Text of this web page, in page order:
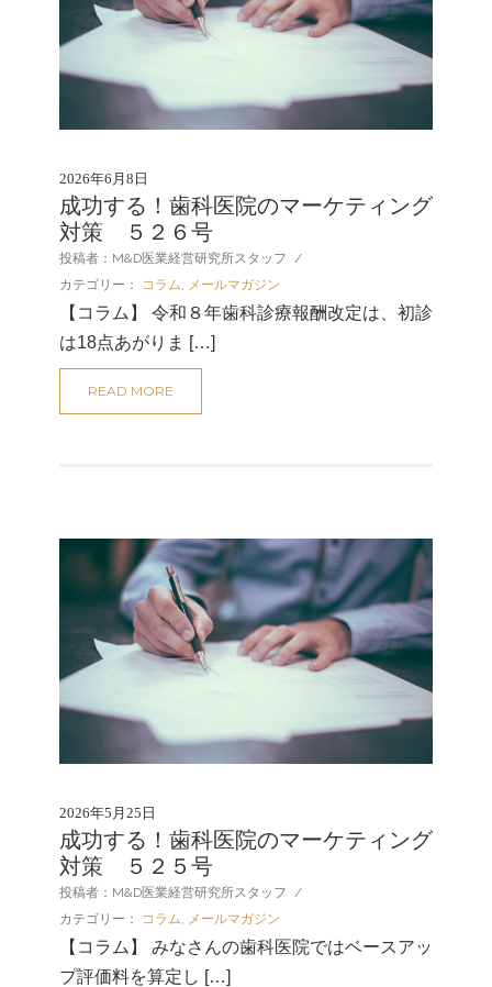
2026年6月8日
成功する！歯科医院のマーケティング
対策 ５２６号
投稿者：M&D医業経営研究所スタッフ
/
カテゴリー：
コラム メールマガジン
【コラム】 令和８年歯科診療報酬改定は、初診
は18点あがりま […]
READ MORE
2026年5月25日
成功する！歯科医院のマーケティング
対策 ５２５号
投稿者：M&D医業経営研究所スタッフ /
カテゴリー：
コラム, メールマガジン
【コラム】 みなさんの歯科医院ではベースアッ
プ評価料を算定し […]